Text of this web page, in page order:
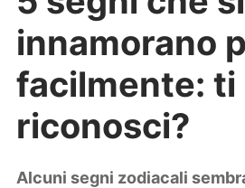
News
Cinema e TV
Casa & Giardino
Arredamento
Piante e fiori
DIY
Lifestyle
Viaggi
innamorano
facilmente: ti
riconosci?
Alcuni segni zodiacali